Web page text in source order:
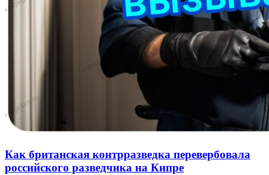
Как британская контрразведка перевербовала
российского разведчика на Кипре